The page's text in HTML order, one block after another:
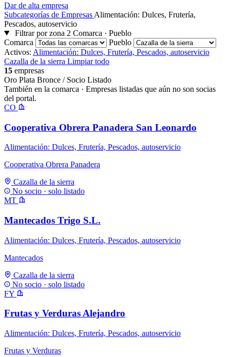
Dar de alta empresa
Subcategorías de Empresas Alimentación: Dulces, Frutería,
Pescados, autoservicio
Filtrar por zona 2 Comarca · Pueblo
Comarca
Pueblo
Activos: Alimentación: Dulces, Frutería, Pescados, autoservicio
Cazalla de la sierra Limpiar todo
15 empresas
Oro Plata Bronce / Socio Listado
También en la comarca · Empresas listadas que aún no son socias
del portal.
CO
Cooperativa Obrera Panadera San Leonardo
Alimentación: Dulces, Frutería, Pescados, autoservicio
Cooperativa Obrera Panadera
Cazalla de la sierra
No socio · solo listado
MT
Mantecados Trigo S.L.
Alimentación: Dulces, Frutería, Pescados, autoservicio
Mantecados
Cazalla de la sierra
No socio · solo listado
FY
Frutas y Verduras Alejandro
Alimentación: Dulces, Frutería, Pescados, autoservicio
Frutas y Verduras